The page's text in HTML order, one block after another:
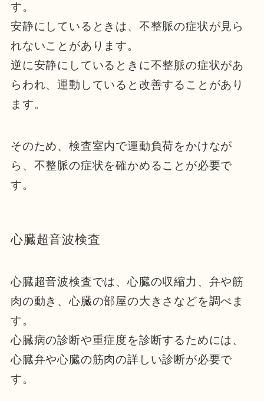
す。
安静にしているときは、不整脈の症状が見ら
れないことがあります。
逆に安静にしているときに不整脈の症状があ
らわれ、運動していると改善することがあり
ます。
そのため、検査室内で運動負荷をかけなが
ら、不整脈の症状を確かめることが必要で
す。
心臓超音波検査
心臓超音波検査では、心臓の収縮力、弁や筋
肉の動き、心臓の部屋の大きさなどを調べま
す。
心臓病の診断や重症度を診断するためには、
心臓弁や心臓の筋肉の詳しい診断が必要で
す。